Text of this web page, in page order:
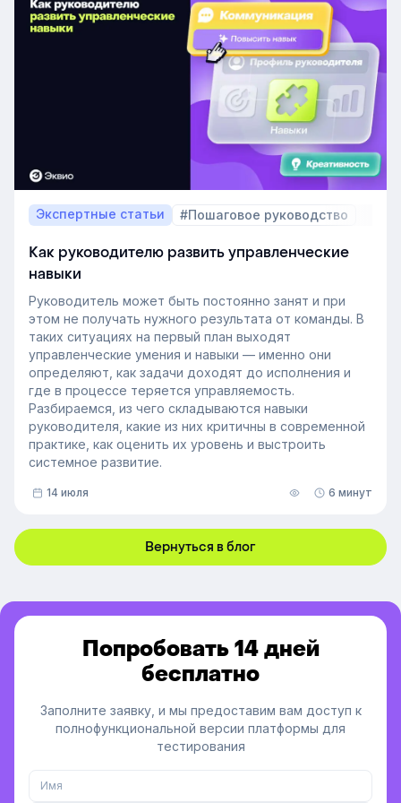
искать полностью готовых специалистов и как
развивать нужные компетенции внутри компании.
Экспертные статьи #Пошаговое руководство
Как руководителю развить управленческие
навыки
Руководитель может быть постоянно занят и при
этом не получать нужного результата от команды. В
таких ситуациях на первый план выходят
управленческие умения и навыки — именно они
определяют, как задачи доходят до исполнения и
где в процессе теряется управляемость.
Разбираемся, из чего складываются навыки
руководителя, какие из них критичны в современной
практике, как оценить их уровень и выстроить
системное развитие.
14 июля 6 минут
Вернуться в блог
Попробовать 14 дней
бесплатно
Заполните заявку, и мы предоставим вам доступ к
полнофункциональной версии платформы для
тестирования